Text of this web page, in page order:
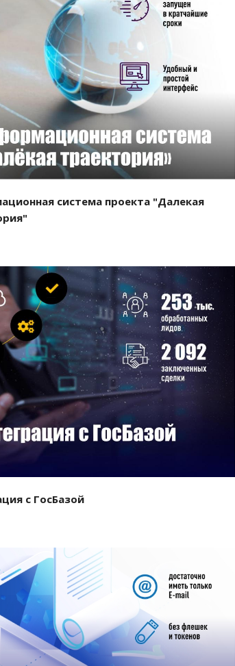
Смотреть проект
система проекта "Далекая
Смотреть проект
с ГосБазой
Смотреть проект